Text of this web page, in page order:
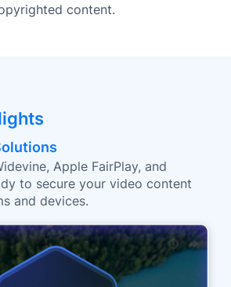
content.
Apple FairPlay, and
to secure your video content
and devices.